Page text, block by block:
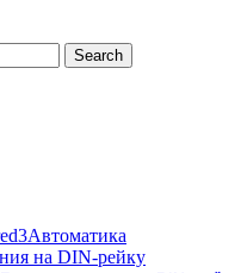
Search
Автоматика